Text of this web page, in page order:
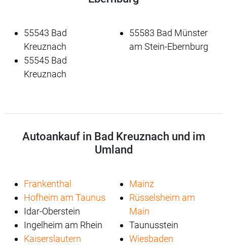
55543 Bad
Kreuznach
55545 Bad
Kreuznach
55583 Bad Münster
am Stein-Ebernburg
Autoankauf in Bad Kreuznach und im
Umland
Frankenthal
Hofheim am Taunus
Idar-Oberstein
Ingelheim am Rhein
Kaiserslautern
Mainz
Rüsselsheim am
Main
Taunusstein
Wiesbaden